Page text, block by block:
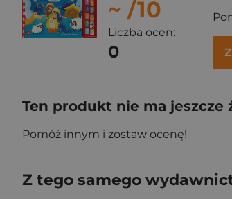
~ /10
Liczba ocen:
0
Ten produkt nie ma jeszcze
Pomóż innym i zostaw ocenę!
Z tego samego